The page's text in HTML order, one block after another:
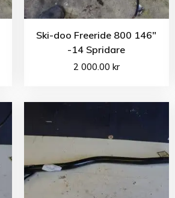
Ski-doo Freeride 800 146″
-14 Spridare
2 000.00 kr